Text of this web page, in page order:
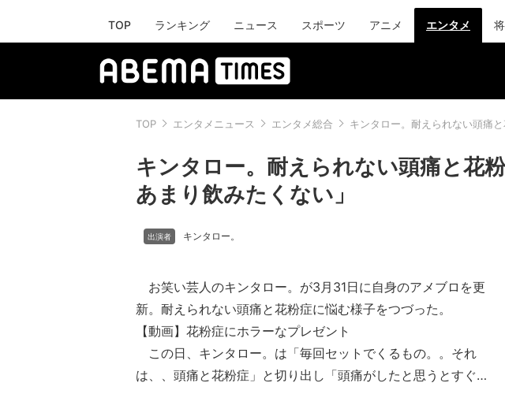
TOP ランキング ニュース スポーツ アニメ エンタメ
TOP エンタメニュース エンタメ総合 キンタロー。耐えられない頭痛
キンタロー。耐えられない頭痛と花
あまり飲みたくない」
キンタロー。
お笑い芸人のキンタロー。が3月31日に自身のアメブロを更
新。耐えられない頭痛と花粉症に悩む様子をつづった。
【動画】花粉症にホラーなプレゼント
この日、キンタロー。は「毎回セットでくるもの。。それ
は、、頭痛と花粉症」と切り出し「頭痛がしたと思うとすぐに